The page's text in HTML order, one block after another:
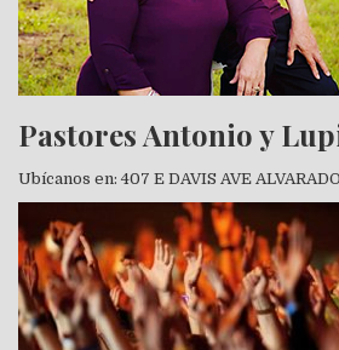
Pastores Antonio y
Ubícanos en: 407 E DAVIS AVE